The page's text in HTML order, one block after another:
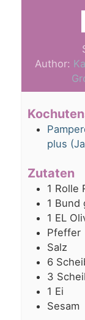
Author:
plus
Zutaten
1 Rolle
1 Bund
1 EL
Pfeffer
Salz
6
3
1 Ei
Sesam